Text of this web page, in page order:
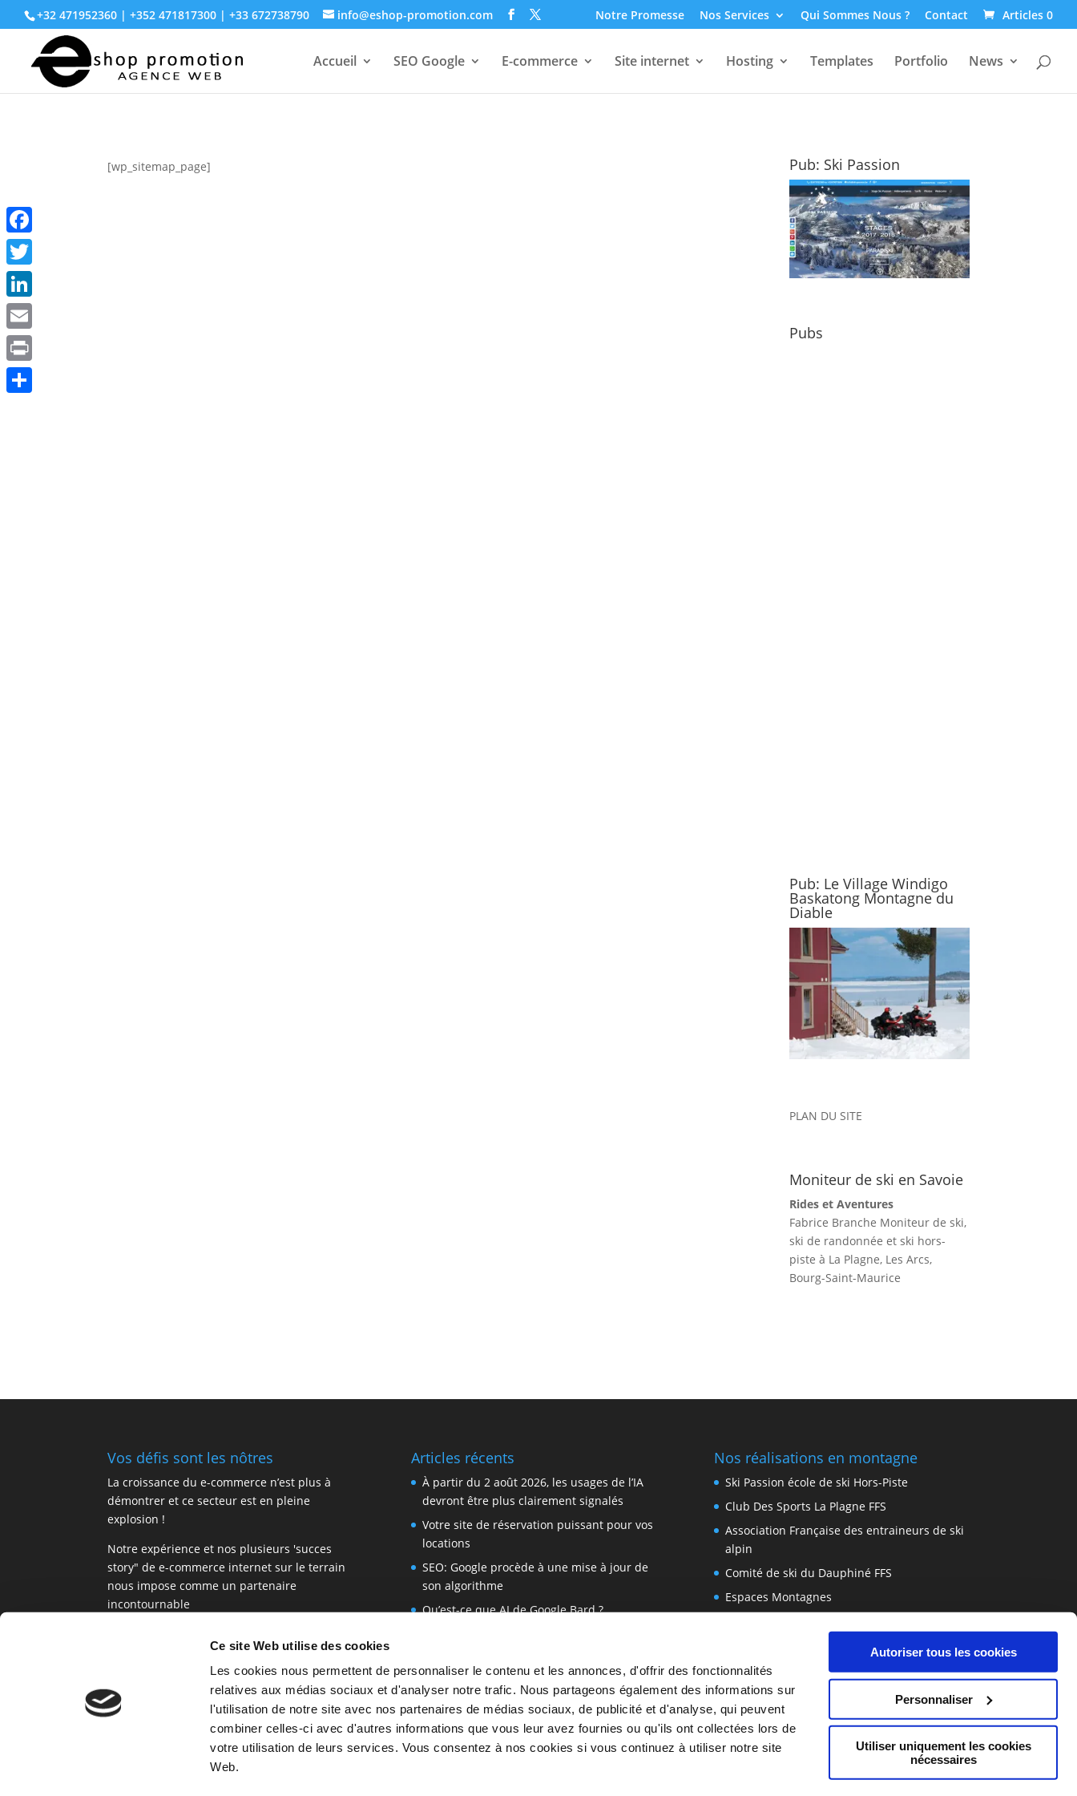
Ce site Web utilise des cookies
Les cookies nous permettent de personnaliser le contenu et les annonces, d'offrir des fonctionnalités
relatives aux médias sociaux et d'analyser notre trafic. Nous partageons également des informations sur
l'utilisation de notre site avec nos partenaires de médias sociaux, de publicité et d'analyse, qui peuvent
combiner celles-ci avec d'autres informations que vous leur avez fournies ou qu'ils ont collectées lors de
votre utilisation de leurs services. Vous consentez à nos cookies si vous continuez à utiliser notre site
Web.
Autoriser tous les cookies
Personnaliser
Utiliser uniquement les cookies
nécessaires
+32 471952360 | +352 471817300 | +33 672738790 info@eshop-promotion.com Notre Promesse Nos Services Qui Sommes Nous ? Contact Articles 0
Accueil SEO Google E-commerce Site internet Hosting Templates Portfolio News
[wp_sitemap_page] Pub: Ski Passion
Pubs
Pub: Le Village Windigo
Baskatong Montagne du
Diable
PLAN DU SITE
Moniteur de ski en Savoie
Rides et Aventures
Fabrice Branche Moniteur de ski,
ski de randonnée et ski hors-
piste à La Plagne, Les Arcs,
Bourg-Saint-Maurice
Vos défis sont les nôtres
La croissance du e-commerce n’est plus à
démontrer et ce secteur est en pleine
explosion !
Notre expérience et nos plusieurs 'succes
story" de e-commerce internet sur le terrain
nous impose comme un partenaire
incontournable
des solutions de vente en ligne puissantes,
Articles récents
À partir du 2 août 2026, les usages de l’IA
devront être plus clairement signalés
Votre site de réservation puissant pour vos
locations
SEO: Google procède à une mise à jour de
son algorithme
Qu’est-ce que AI de Google Bard ?
du Transparency & Consent Framework TCF
v2.2
Nos réalisations en montagne
Ski Passion école de ski Hors-Piste
Club Des Sports La Plagne FFS
Association Française des entraineurs de ski
alpin
Comité de ski du Dauphiné FFS
Espaces Montagnes
Facebook
Twitter
LinkedIn
Email
Print